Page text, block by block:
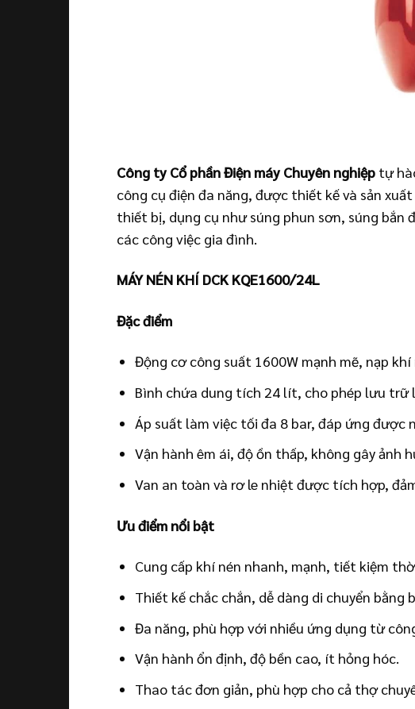
Công ty Cổ phần Điện máy Chuyên nghiệp tự
công cụ điện đa năng, được thiết kế và sản
thiết bị, dụng cụ như súng phun sơn, súng bắn
các công việc gia đình.
MÁY NÉN KHÍ DCK KQE1600/24L
Đặc điểm
Động cơ công suất 1600W mạnh mẽ, nạp
Bình chứa dung tích 24 lít, cho phép lưu
Áp suất làm việc tối đa 8 bar, đáp ứng được
Vận hành êm ái, độ ồn thấp, không gây ảnh
Van an toàn và rơ le nhiệt được tích hợp,
Ưu điểm nổi bật
Cung cấp khí nén nhanh, mạnh, tiết kiệm
Thiết kế chắc chắn, dễ dàng di chuyển bằng
Đa năng, phù hợp với nhiều ứng dụng từ
Vận hành ổn định, độ bền cao, ít hỏng hóc.
Thao tác đơn giản, phù hợp cho cả thợ